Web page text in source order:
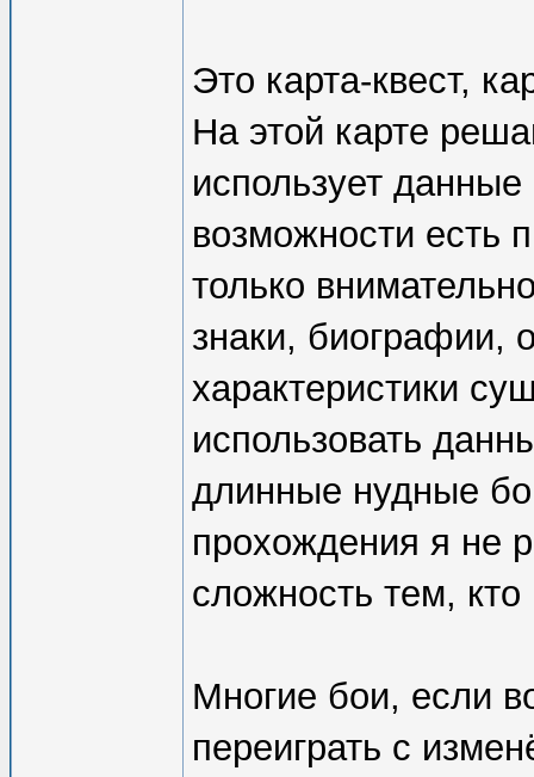
Это карта-квест,
На этой карте
использует
возможности есть
только
знаки, биографии,
характеристики
использовать
длинные нудные
прохождения я не
сложность тем,
Многие бои, если
переиграть с